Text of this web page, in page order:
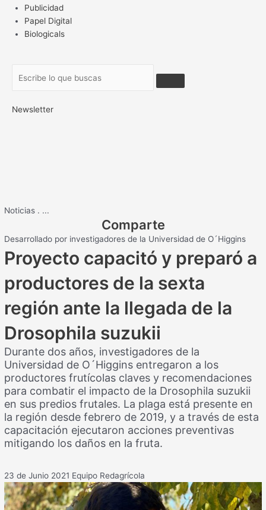
Publicidad
Papel Digital
Biologicals
Newsletter
Noticias . ...
Comparte
Desarrollado por investigadores de la Universidad de O´Higgins
Proyecto capacitó y preparó a
productores de la sexta
región ante la llegada de la
Drosophila suzukii
Durante dos años, investigadores de la
Universidad de O´Higgins entregaron a los
productores frutícolas claves y recomendaciones
para combatir el impacto de la Drosophila suzukii
en sus predios frutales. La plaga está presente en
la región desde febrero de 2019, y a través de esta
capacitación ejecutaron acciones preventivas
mitigando los daños en la fruta.
23 de Junio 2021 Equipo Redagrícola